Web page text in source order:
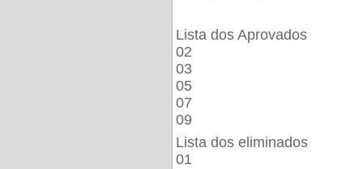
Lista dos Aprovados
02
03
05
07
09
Lista dos eliminados
01